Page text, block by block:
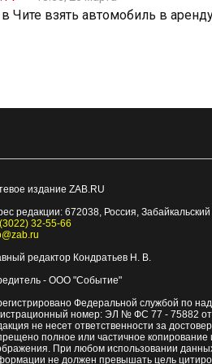
в Чите взять автомобиль в
издание ZAB.RU
редакции: 672038, Россия, Забайкальский
32-55-66
редактор Кондратьев Н. В.
- ООО "Событие"
Федеральной службой по
номер: ЭЛ № ФС 77 - 75882
не несет ответственности за
полное или частичное копирование
При любом использовании
не должен превышать цель